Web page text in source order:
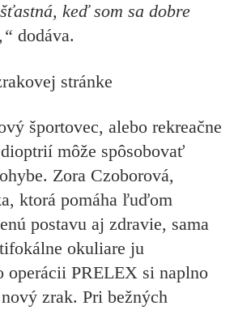
keď som sa dobre
dodáva.
stránke
športovec, alebo rekreačne
môže spôsobovať
Zora Czoborová,
ktorá pomáha ľuďom
postavu aj zdravie, sama
okuliare ju
operácii PRELEX si naplno
zrak. Pri bežných